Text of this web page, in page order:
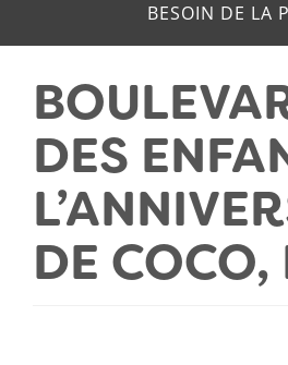
BESOIN DE LA
DES
DE COCO,